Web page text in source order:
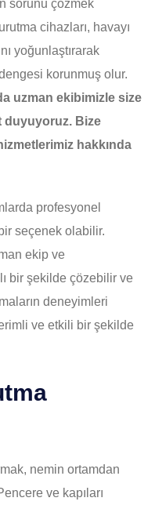
sorunu çözmek
cihazları, havayı
yoğunlaştırarak
dengesi korunmuş olur.
uzman ekibimizle size
duyuyoruz. Bize
hakkında
profesyonel
seçenek olabilir.
ekip ve
bir şekilde çözebilir ve
deneyimleri
ve etkili bir şekilde
nemin ortamdan
ve kapıları